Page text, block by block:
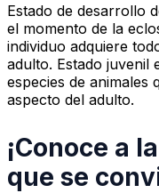
Estado de desarrollo
el momento de la
individuo adquiere
adulto. Estado juvenil
especies de animales
aspecto del adulto.
¡Conoce a
que se